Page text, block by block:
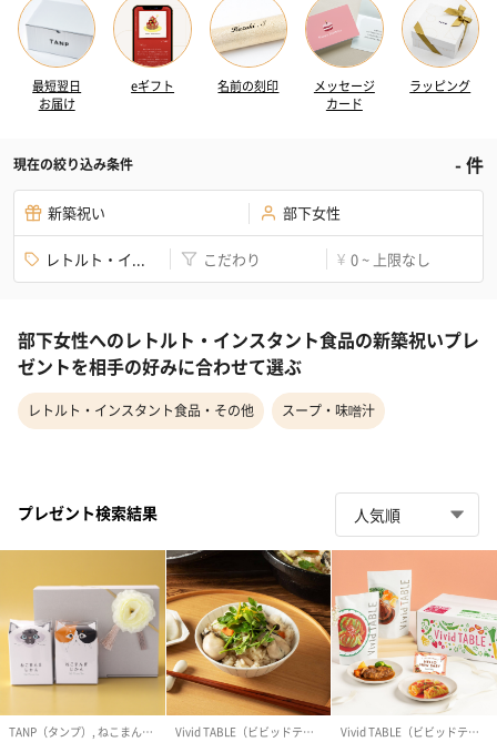
最短翌日
お届け
eギフト 名前の刻印
メッセージ
カード
ラッピング
現在の絞り込み条件 -件
新築祝い 部下女性
レトルト・イ... こだわり ¥ 0 ~ 上限なし
部下女性へのレトルト・インスタント食品の新築祝いプレ
ゼントを相手の好みに合わせて選ぶ
レトルト・インスタント食品・その他 スープ・味噌汁
プレゼント検索結果